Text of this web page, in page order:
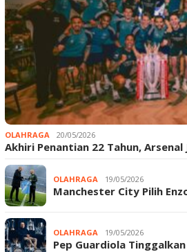
OLAHRAGA 20/05/2026
Akhiri Penantian 22 Tahun,
OLAHRAGA 19/05/2026
Manchester City Pilih
OLAHRAGA 19/05/2026
Pep Guardiola